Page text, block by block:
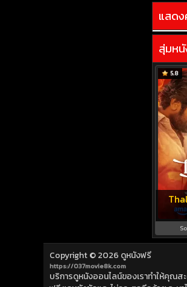
แสดง
สุ่มหนั
5.8
Copyright © 2026 ดูหนังฟรี
https://037movie8k.com
บริการดูหนังออนไลน์ของเราทำให้คุณส